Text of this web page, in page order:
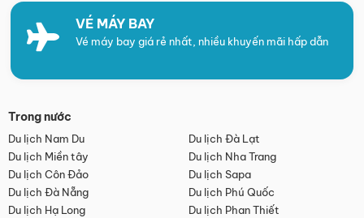
VÉ MÁY BAY
Vé máy bay giá rẻ nhất, nhiều khuyến mãi hấp dẫn
Trong nước
Du lịch Nam Du
Du lịch Đà Lạt
Du lịch Miền tây
Du lịch Nha Trang
Du lịch Côn Đảo
Du lịch Sapa
Du lịch Đà Nẵng
Du lịch Phú Quốc
Du lịch Hạ Long
Du lịch Phan Thiết